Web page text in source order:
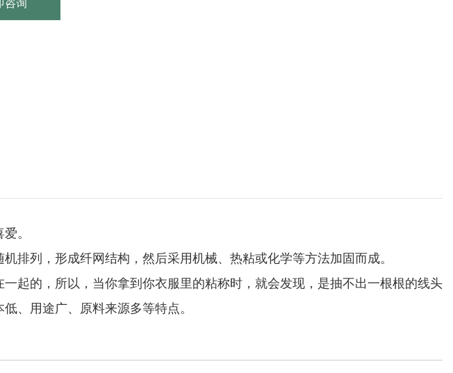
咨询
。
排列，形成纤网结构，然后采用机械、热粘或化学等方法加固而成。
起的，所以，当你拿到你衣服里的粘称时，就会发现，是抽不出一根根的线头
、用途广、原料来源多等特点。